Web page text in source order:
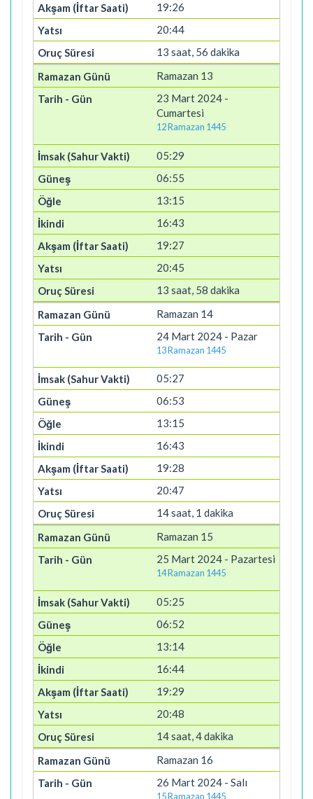
19:26
20:44
13 saat, 56 dakika
Ramazan 13
23 Mart 2024 -
Cumartesi
12 Ramazan 1445
05:29
06:55
13:15
16:43
19:27
20:45
13 saat, 58 dakika
Ramazan 14
24 Mart 2024 - Pazar
13 Ramazan 1445
05:27
06:53
13:15
16:43
19:28
20:47
14 saat, 1 dakika
Ramazan 15
25 Mart 2024 - Pazartesi
14 Ramazan 1445
05:25
06:52
13:14
16:44
19:29
20:48
14 saat, 4 dakika
Ramazan 16
26 Mart 2024 - Salı
15 Ramazan 1445